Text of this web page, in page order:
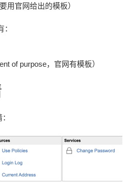
用官网给出的模板）
of purpose，官网有模板）